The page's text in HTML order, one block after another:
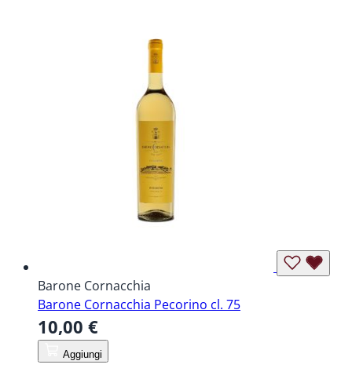
Barone Cornacchia
Barone Cornacchia Pecorino cl. 75
10,00 €
Aggiungi